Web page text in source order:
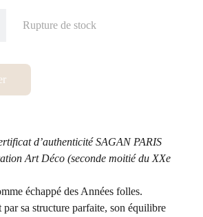
Rupture de stock
d’authenticité SAGAN PARIS
Art Déco (seconde moitié du XXe
échappé des Années folles.
sa structure parfaite, son équilibre